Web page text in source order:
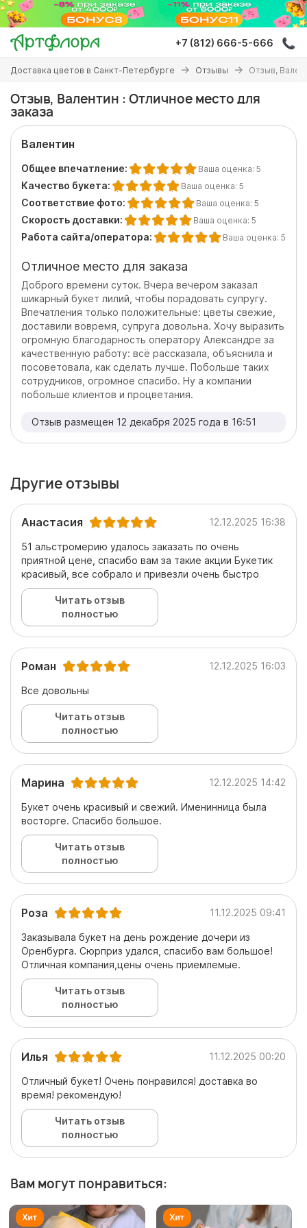
Перейти
основному
содержанию
+7 (812) 666-5-666
Вы
здесь
Доставка цветов в Санкт-Петербурге Отзывы Отзыв,
Отзыв, Валентин : Отличное место для
заказа
Валентин
Общее впечатление: Ваша оценка: 5
Качество букета: Ваша оценка: 5
Соответствие фото: Ваша оценка: 5
Скорость доставки: Ваша оценка: 5
Работа сайта/оператора: Ваша оценка: 5
Отличное место для заказа
Доброго времени суток. Вчера вечером заказал
шикарный букет лилий, чтобы порадовать супругу.
Впечатления только положительные: цветы свежие,
доставили вовремя, супруга довольна. Хочу выразить
огромную благодарность оператору Александре за
качественную работу: всё рассказала, объяснила и
посоветовала, как сделать лучше. Побольше таких
сотрудников, огромное спасибо. Ну а компании
побольше клиентов и процветания.
Отзыв размещен 12 декабря 2025 года в 16:51
Другие отзывы
Анастасия 12.12.2025 16:38
51 альстромерию удалось заказать по очень
приятной цене, спасибо вам за такие акции Букетик
красивый, все собрало и привезли очень быстро
Читать отзыв
полностью
Роман 12.12.2025 16:03
Все довольны
Читать отзыв
полностью
Марина 12.12.2025 14:42
Букет очень красивый и свежий. Именинница была
восторге. Спасибо большое.
Читать отзыв
полностью
Роза 11.12.2025 09:41
Заказывала букет на день рождение дочери из
Оренбурга. Сюрприз удался, спасибо вам большое!
Отличная компания,цены очень приемлемые.
Читать отзыв
полностью
Илья 11.12.2025 00:20
Отличный букет! Очень понравился! доставка во
время! рекомендую!
Читать отзыв
полностью
Вам могут понравиться: